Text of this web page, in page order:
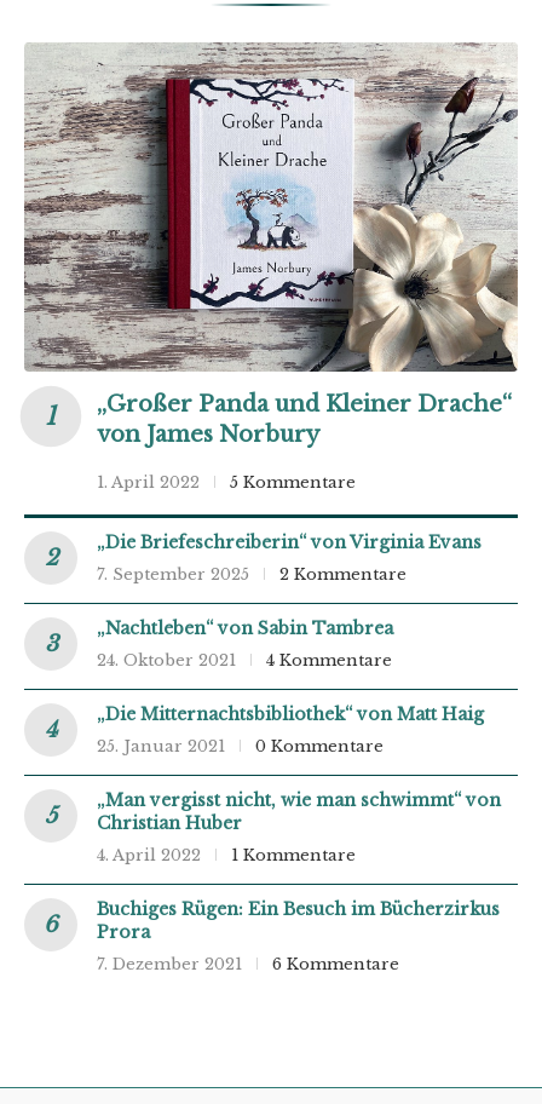
„Großer Panda und Kleiner Drache“
von James Norbury
1. April 2022 5 Kommentare
„Die Briefeschreiberin“ von Virginia Evans
7. September 2025 2 Kommentare
„Nachtleben“ von Sabin Tambrea
24. Oktober 2021 4 Kommentare
„Die Mitternachtsbibliothek“ von Matt Haig
25. Januar 2021 0 Kommentare
„Man vergisst nicht, wie man schwimmt“ von
Christian Huber
4. April 2022 1 Kommentare
Buchiges Rügen: Ein Besuch im Bücherzirkus
Prora
7. Dezember 2021 6 Kommentare